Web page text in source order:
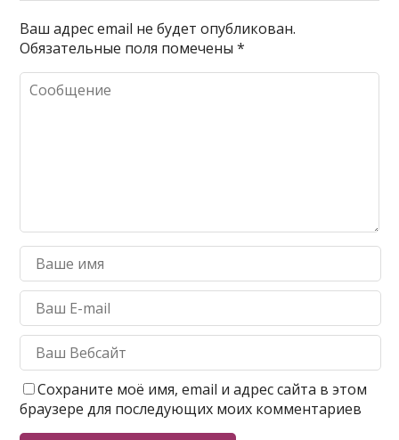
Ваш адрес email не будет опубликован.
Обязательные поля помечены*
Сохраните моё имя, email и адрес сайта в этом
браузере для последующих моих комментариев